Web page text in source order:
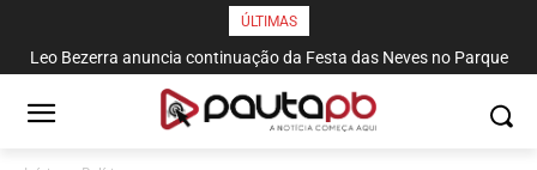
ÚLTIMAS
Leo Bezerra anuncia continuação da Festa das Neves no Parque
Solon de Lucena até domingo